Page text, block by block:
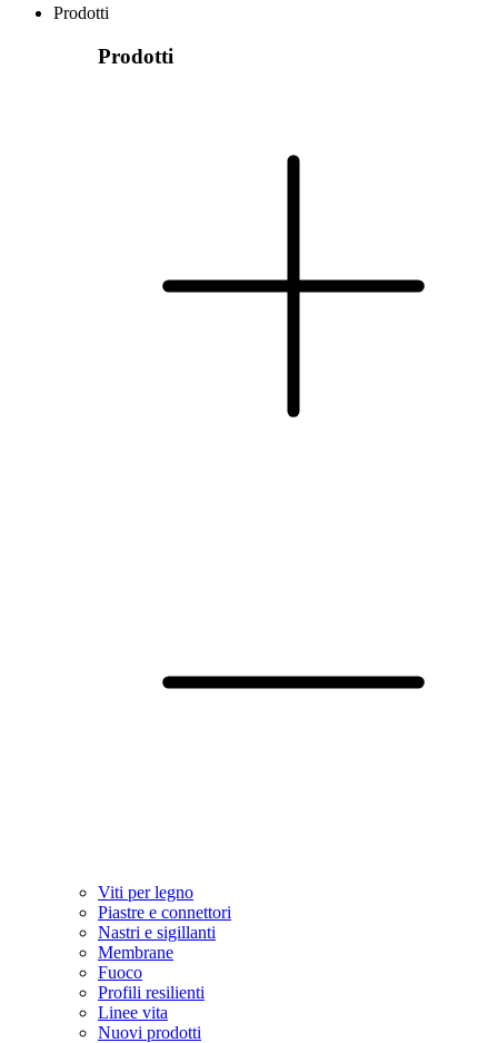
Prodotti
Prodotti
Viti per legno
Piastre e connettori
Nastri e sigillanti
Membrane
Fuoco
Profili resilienti
Linee vita
Nuovi prodotti